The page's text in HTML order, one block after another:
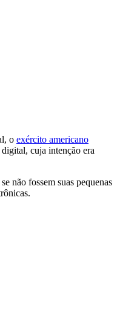
o exército americano
cuja intenção era
não fossem suas pequenas